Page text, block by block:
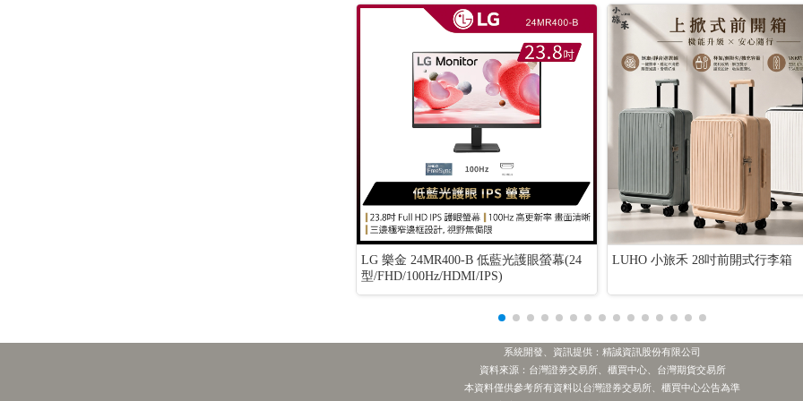
LG 樂金 24MR400-B 低藍光護眼螢幕(24
型/FHD/100Hz/HDMI/IPS)
LUHO 小旅禾 28吋前開式行李箱
系統開發、資訊提供：精誠資訊股份有限公司
資料來源：台灣證券交易所、櫃買中心、台灣期貨交易所
本資料僅供參考所有資料以台灣證券交易所、櫃買中心公告為準